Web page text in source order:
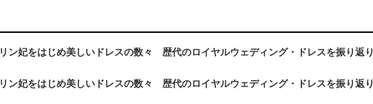
ン妃をはじめ美しいドレスの数々 歴代のロイヤルウェディング・ドレスを振り返り
ン妃をはじめ美しいドレスの数々 歴代のロイヤルウェディング・ドレスを振り返り